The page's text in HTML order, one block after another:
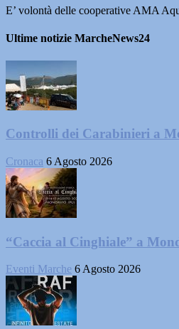
E’ volontà delle cooperative AMA
Ultime notizie MarcheNews24
Controlli dei Carabinieri a
Cronaca 6 Agosto 2026
“Caccia al Cinghiale” a
Eventi Marche 6 Agosto 2026